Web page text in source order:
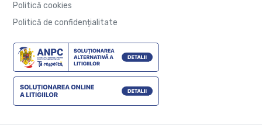
Politică cookies
Politică de confidențialitate